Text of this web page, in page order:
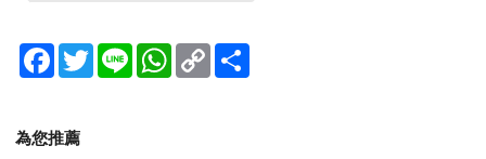
Facebook
TwitterLine WhatsApp
Copy
Link
為您推薦